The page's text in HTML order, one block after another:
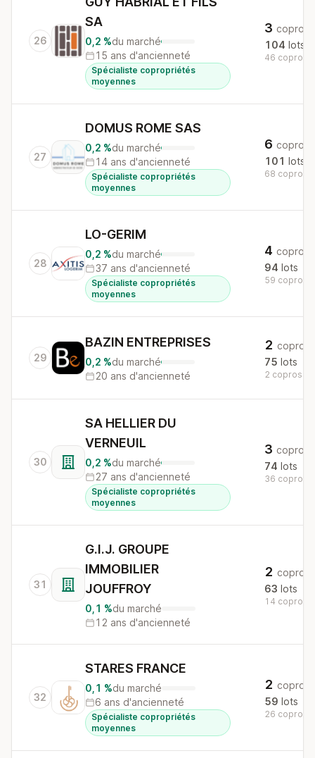
26
SA
0,2 %du marché
15 ans d'ancienneté
Spécialiste copropriétés
moyennes
3 copros
104 lots
46 copros
27
DOMUS ROME SAS
0,2 %du marché
14 ans d'ancienneté
Spécialiste copropriétés
moyennes
6 copros
101 lots
68 copros
28
LO-GERIM
0,2 %du marché
37 ans d'ancienneté
Spécialiste copropriétés
moyennes
4 copros
94 lots
59 copros
29
BAZIN ENTREPRISES
0,2 %du marché
20 ans d'ancienneté
2 copros
75 lots
2 copros
30
SA HELLIER DU
VERNEUIL
0,2 %du marché
27 ans d'ancienneté
Spécialiste copropriétés
moyennes
3 copros
74 lots
36 copros
31
G.I.J. GROUPE
IMMOBILIER
JOUFFROY
0,1 %du marché
12 ans d'ancienneté
2 copros
63 lots
14 copros
32
STARES FRANCE
0,1 %du marché
6 ans d'ancienneté
Spécialiste copropriétés
moyennes
2 copros
59 lots
26 copros